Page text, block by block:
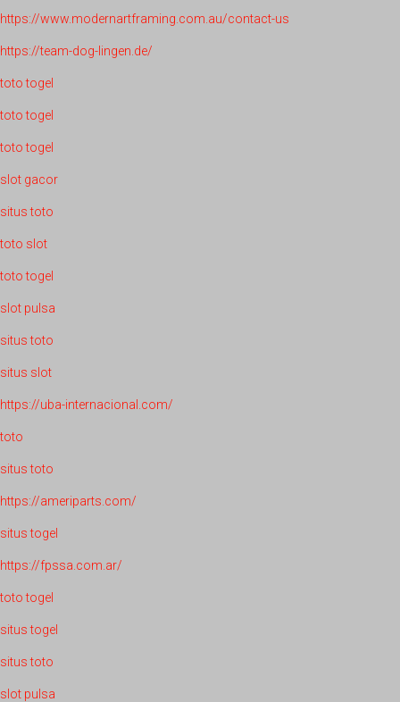
https://www.modernartframing.com.au/contact-us
https://team-dog-lingen.de/
toto togel
toto togel
toto togel
slot gacor
situs toto
toto slot
toto togel
slot pulsa
situs toto
situs slot
https://uba-internacional.com/
toto
situs toto
https://ameriparts.com/
situs togel
https://fpssa.com.ar/
toto togel
situs togel
situs toto
slot pulsa